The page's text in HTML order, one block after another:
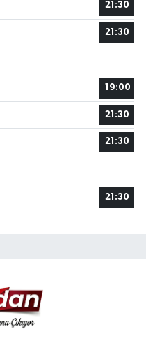
21:30
21:30
19:00
21:30
21:30
21:30